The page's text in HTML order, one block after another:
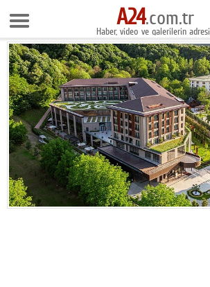
9 Ağustos 2026 9:31:43
Anasayfa
Foto Galeri
Gazeteler
Video Galeri
Gündem
Ekonomi
Yaşam
A24.com.tr
Haber, video ve galerilerin adresi...